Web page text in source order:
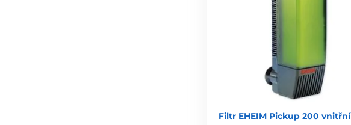
Filtr EHEIM Pickup 200 vnitřní